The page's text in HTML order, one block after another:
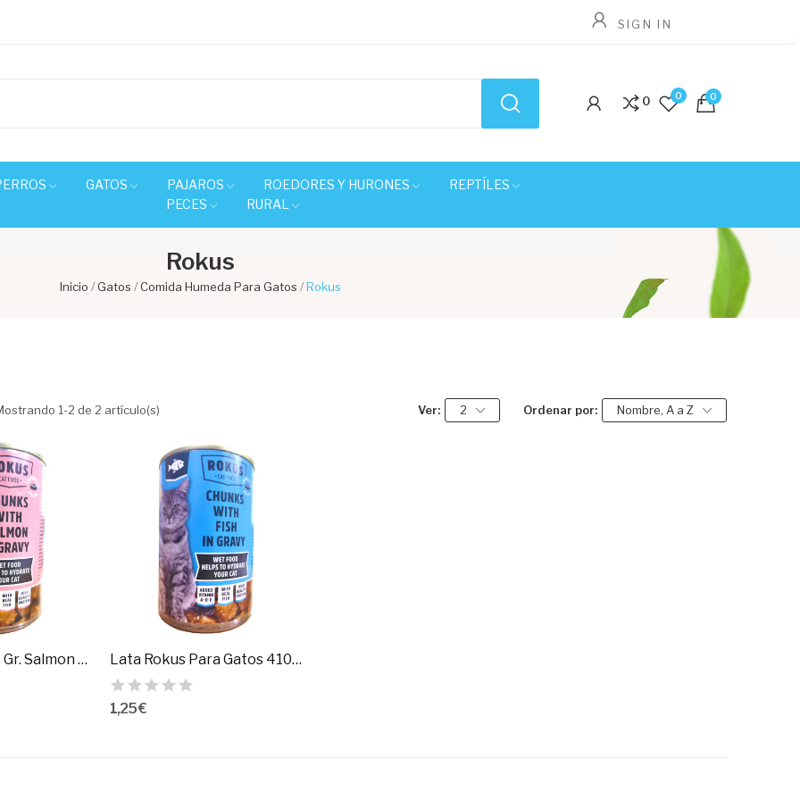
SIGN IN
0 0 0
GATOS PAJAROS ROEDORES Y HURONES
REPTÍLES
PECES
RURAL
Rokus
Inicio Gatos Comida Humeda Para Gatos Rokus
1-2 de 2 artículo(s) Ver: 2 Ordenar por: Nombre, A a Z
Lata Gatos 415 Gr. Salmon Rokus Lata Rokus Para Gatos 410Gr
1,25 €